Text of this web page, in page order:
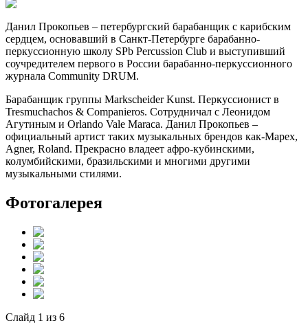
Данил Прокопьев – петербургский барабанщик с карибским
сердцем, основавший в Санкт-Петербурге барабанно-
перкуссионную школу SPb Percussion Club и выступивший
соучредителем первого в России барабанно-перкуссионного
журнала Community DRUM.
Барабанщик группы Markscheider Kunst. Перкуссионист в
Tresmuchachos & Companieros. Сотрудничал с Леонидом
Агутиным и Orlando Vale Maraca. Данил Прокопьев –
официальный артист таких музыкальных брендов как-Mapex,
Agner, Roland. Прекрасно владеет афро-кубинскими,
колумбийскими, бразильскими и многими другими
музыкальными стилями.
Фотогалерея
Слайд 1 из 6